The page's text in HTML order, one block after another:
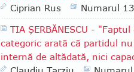
Ciprian Rus
Numarul
TIA ŞERBĂNESCU -
categoric arată că partidul
internă de altădată, nici